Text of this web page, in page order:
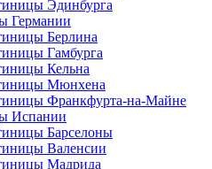
Эдинбурга
Германии
Берлина
Гамбурга
Кельна
Мюнхена
Франкфурта-на-Майне
Испании
Барселоны
Валенсии
Мадрида